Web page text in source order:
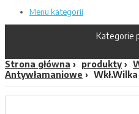
Menu kategorii
Kategorie
Strona główna produkty
Antywłamaniowe